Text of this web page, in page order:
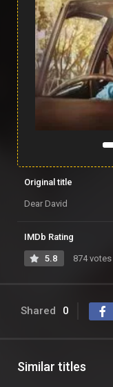
Original title
Dear David
IMDb Rating
5.8 874 votes
Shared 0
Similar titles